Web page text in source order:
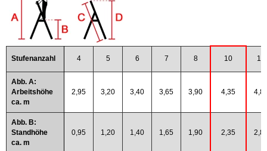
Stufenanzahl 4 5 6 7 8 10 12
Abb. A:
Arbeitshöhe
ca. m
2,95 3,20 3,40 3,65 3,90 4,35
Abb. B:
Standhöhe
ca. m
0,95 1,20 1,40 1,65 1,90 2,35